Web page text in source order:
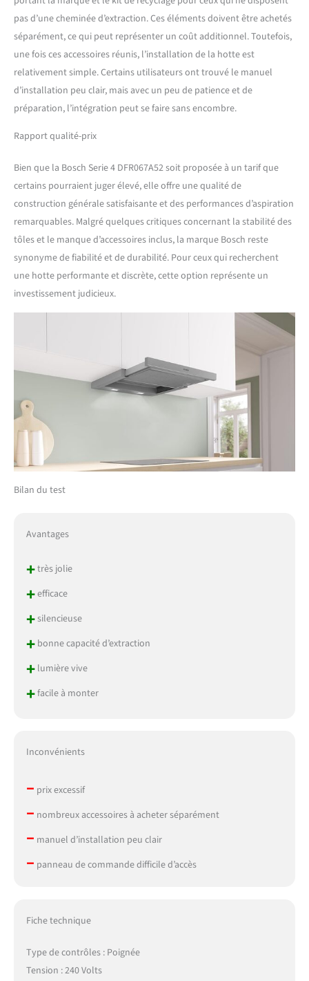
pas d’une cheminée d’extraction. Ces éléments doivent être achetés
séparément, ce qui peut représenter un coût additionnel. Toutefois,
une fois ces accessoires réunis, l’installation de la hotte est
relativement simple. Certains utilisateurs ont trouvé le manuel
d’installation peu clair, mais avec un peu de patience et de
préparation, l’intégration peut se faire sans encombre.
Rapport qualité-prix
Bien que la Bosch Serie 4 DFR067A52 soit proposée à un tarif que
certains pourraient juger élevé, elle offre une qualité de
construction générale satisfaisante et des performances d’aspiration
remarquables. Malgré quelques critiques concernant la stabilité des
tôles et le manque d’accessoires inclus, la marque Bosch reste
synonyme de fiabilité et de durabilité. Pour ceux qui recherchent
une hotte performante et discrète, cette option représente un
investissement judicieux.
Bilan du test
Avantages
+très jolie
+efficace
+silencieuse
+bonne capacité d’extraction
+lumière vive
+facile à monter
Inconvénients
– prix excessif
– nombreux accessoires à acheter séparément
– manuel d’installation peu clair
– panneau de commande difficile d’accès
Fiche technique
Type de contrôles : Poignée
Tension : 240 Volts